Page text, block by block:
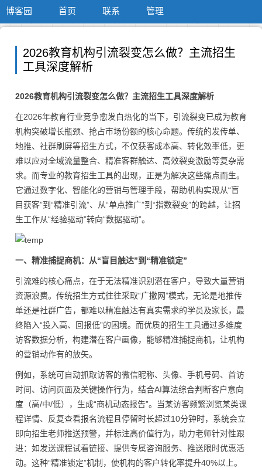
博客园 首页 联系 管理
2026教育机构引流裂变怎么做？主流招生
工具深度解析
2026教育机构引流裂变怎么做？主流招生工具深度解析
在2026年教育行业竞争愈发白热化的当下，引流裂变已成为教育
机构突破增长瓶颈、抢占市场份额的核心命题。传统的发传单、
地推、社群刷屏等招生方式，不仅获客成本高、转化效率低，更
难以应对全域流量整合、精准客群触达、高效裂变激励等复杂需
求。而专业的教育招生工具的出现，正是为解决这些痛点而生。
它通过数字化、智能化的营销与管理手段，帮助机构实现从“盲
目获客”到“精准引流”、从“单点推广”到“指数裂变”的跨越，让招
生工作从“经验驱动”转向“数据驱动”。
一、精准捕捉商机：从“盲目触达”到“精准锁定”
引流难的核心痛点，在于无法精准识别潜在客户，导致大量营销
资源浪费。传统招生方式往往采取“广撒网”模式，无论是地推传
单还是社群广告，都难以精准触达有真实需求的学员及家长，最
终陷入“投入高、回报低”的困境。而优质的招生工具通过多维度
访客数据分析，构建潜在客户画像，能够精准捕捉商机，让机构
的营销动作有的放矢。
例如，系统可自动抓取访客的微信昵称、头像、手机号码、首访
时间、访问页面及关键操作行为，结合AI算法综合判断客户意向
度（高/中/低），生成“商机动态报告”。当某访客频繁浏览某类课
程详情、反复查看报名流程且停留时长超过10分钟时，系统会立
即向招生老师推送预警，并标注高价值行为，助力老师针对性跟
进：如发送课程试看链接、提供专属咨询服务、推送限时优惠活
动。这种“精准锁定”机制，使机构的客户转化率提升40%以上。